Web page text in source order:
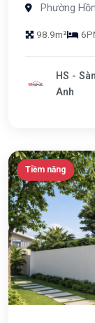
Phường
98.9m²
HS -
Anh
Tiềm năng